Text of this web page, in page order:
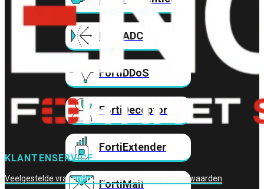
FortiADC
FortiDDoS
FortiDeceptor
FortiExtender
FortiMail
KLANTENSERVICE
Veelgestelde vragenPrivacybeleidAlgemene Voorwaarden